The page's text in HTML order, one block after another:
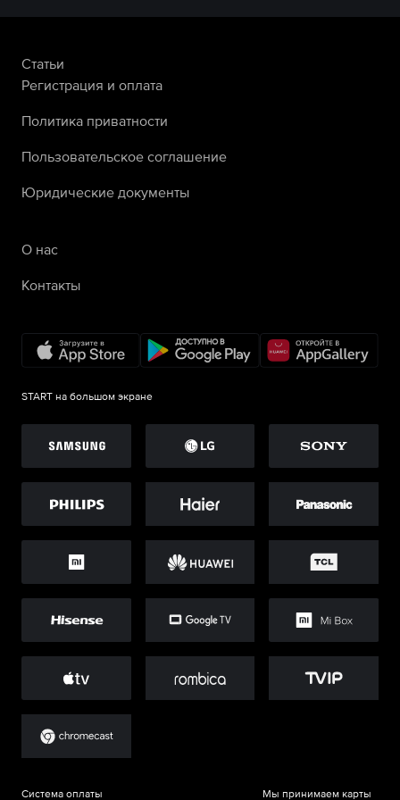
Статьи
Регистрация и оплата
Политика приватности
Пользовательское соглашение
Юридические документы
О нас
Контакты
START на большом экране
Система оплаты Мы принимаем карты